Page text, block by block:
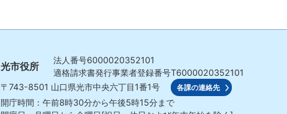
光市役所
法人番号6000020352101
適格請求書発行事業者登録番号T6000020352101
〒743-8501 山口県光市中央六丁目1番1号 各課の連絡先
開庁時間：午前8時30分から午後5時15分まで